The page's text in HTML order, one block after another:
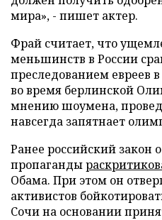
мира», - пишет актер.
Фрай считает, что
меньшинств в России
преследованием евреев
во время берлинской
мнению шоумена,
навсегда запятнает
Ранее российский закон
пропаганды
Обама. При этом он
активистов
Сочи на основании